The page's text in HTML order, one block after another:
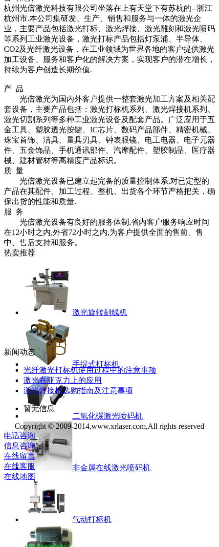
杭州光倍激光科技有限公司坐落在上有天堂下有苏杭的--浙江
杭州市.本公司集研发、生产、销售和服务与一体的激光企
业，主要产品包括激光打标、激光焊接、激光雕刻和激光喷码
等系列工业激光设备，激光打标产品包括灯泵浦、半导体、
CO2及光纤激光设备．在工业领域为世界各地的客户提供激光
加工设备、服务和客户化的解决方案，实现客户的潜在增长，
持续为客户创造长期价值.
产 品
光倍激光为国内外客户提供一整套激光加工方案及相关配
套设备，主要产品包括：激光打标机系列、激光焊接机系列、
激光切割系列等多种工业激光设备及配套产品。广泛应用于五
金工具、塑胶透光按键、 IC芯片、数码产品部件、精密机械、
珠宝首饰、洁具、量具刃具、钟表眼镜、电工电器、电子元器
件、五金饰品、手机通讯部件、汽摩配件、塑胶制品、医疗器
械、建材管材等高精度产品标识。
质 量
光倍激光设备已建立起完备的质量控制体系,对已定型的
产品在其配件、加工过程、整机、出货各个环节严格把关，确
保出货的性能和质量.
服 务
光倍激光设备有良好的服务体制 ,省内客户服务响应时间
在12小时之内,外省72小时之内,为客户提供全面的售前、售
中、售后支持和服务。
热卖推荐
激光旋转刻线机
手提式打标机
二氧化碳激光喷码机
非金属在线激光喷码机
气动打标机
新闻动态
光纤激光打标机使用过程中的注意事项
激光在亚克力上的应用
激光焊接机选购指南及注意事项
暂无信息
Copyright © 2009-2014,www.xrlaser.com,All rights reserved
电话咨询
信息咨询
在线留言
在线客服
在线地图